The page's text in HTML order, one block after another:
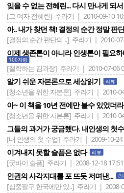
잊을 수 없는 전혜린... 다시 만나게 되
[그 여자 전혜린] 주라기 | 2010-09-10
아.. 내가 찾던 책! 결정의 순간 정말 판
[결정의 순간 판단의 ..] 주라기 | 2010-
이제 생존론이 아니라 인생론이 필요
100자평
[철학하는 김과장] 주라기 | 2010-07-06
알기 쉬운 자본론으로 세상읽기 리뷰
[청소년을 위한 자본론] 주라기 | 2010-
아~ 이 책을 10년 전에만 볼수 있었더
[청소년을 위한 자본론] 주라기 | 2010-
그들의 과거가 궁금했다. 내인생의 첫
[내 인생의 첫 수업] 주라기 | 2009-10-24
이겨내지 못할 슬픔은 없다 리뷰
[굿바이 슬픔] 주라기 | 2008-12-18 17:51
인권의 사각지대를 포 뜨듯 저며낸...
[십중팔구 한국에만 있..] 주라기 | 2008-